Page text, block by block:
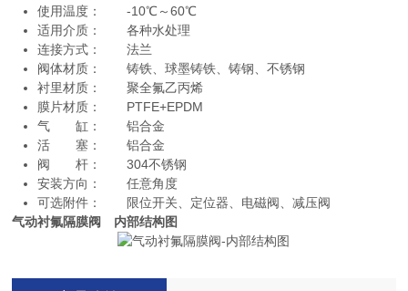
使用温度： -10℃～60℃
适用介质： 各种水处理
连接方式： 法兰
阀体材质： 铸铁、球墨铸铁、铸钢、不锈钢
衬里材质： 聚全氟乙丙烯
膜片材质： PTFE+EPDM
气 缸： 铝合金
活 塞： 铝合金
阀 杆： 304不锈钢
安装方向： 任意角度
可选附件： 限位开关、定位器、电磁阀、减压阀
气动衬氟隔膜阀 内部结构图